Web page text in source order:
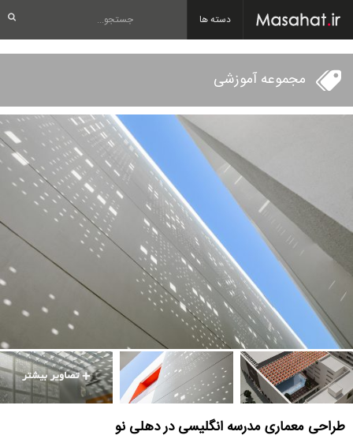
دسته ها
مجموعه آموزشی
طراحی معماری مدرسه انگلیسی در دهلی نو